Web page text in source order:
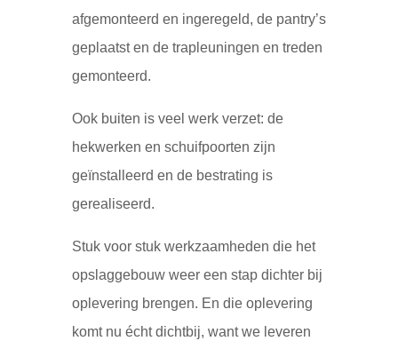
afgemonteerd en ingeregeld, de pantry’s
geplaatst en de trapleuningen en treden
gemonteerd.
Ook buiten is veel werk verzet: de
hekwerken en schuifpoorten zijn
geïnstalleerd en de bestrating is
gerealiseerd.
Stuk voor stuk werkzaamheden die het
opslaggebouw weer een stap dichter bij
oplevering brengen. En die oplevering
komt nu écht dichtbij, want we leveren